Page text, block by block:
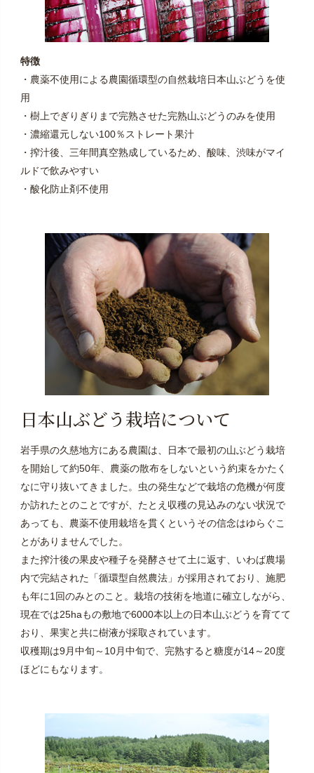
特徴
・農薬不使用による農園循環型の自然栽培日本山ぶどうを使
用
・樹上でぎりぎりまで完熟させた完熟山ぶどうのみを使用
・濃縮還元しない100％ストレート果汁
・搾汁後、三年間真空熟成しているため、酸味、渋味がマイ
ルドで飲みやすい
・酸化防止剤不使用
日本山ぶどう栽培について
岩手県の久慈地方にある農園は、日本で最初の山ぶどう栽培
を開始して約50年、農薬の散布をしないという約束をかたく
なに守り抜いてきました。虫の発生などで栽培の危機が何度
か訪れたとのことですが、たとえ収穫の見込みのない状況で
あっても、農薬不使用栽培を貫くというその信念はゆらぐこ
とがありませんでした。
また搾汁後の果皮や種子を発酵させて土に返す、いわば農場
内で完結された「循環型自然農法」が採用されており、施肥
も年に1回のみとのこと。栽培の技術を地道に確立しながら、
現在では25haもの敷地で6000本以上の日本山ぶどうを育てて
おり、果実と共に樹液が採取されています。
収穫期は9月中旬～10月中旬で、完熟すると糖度が14～20度
ほどにもなります。